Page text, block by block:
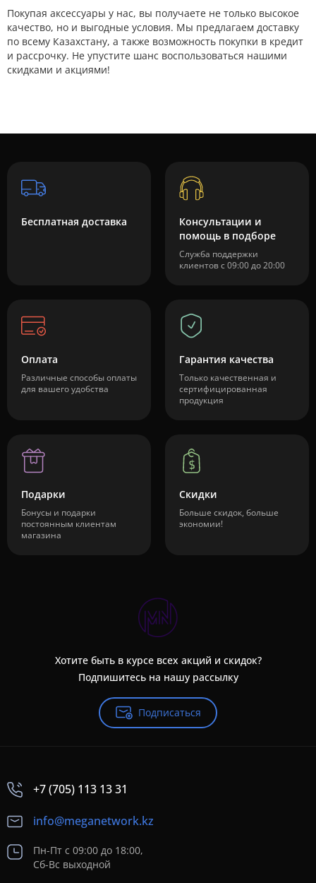
Покупая аксессуары у нас, вы получаете не только высокое
качество, но и выгодные условия. Мы предлагаем доставку
по всему Казахстану, а также возможность покупки в кредит
и рассрочку. Не упустите шанс воспользоваться нашими
скидками и акциями!
Бесплатная доставка
Консультации и
помощь в подборе
Служба поддержки
клиентов с 09:00 до 20:00
Оплата
Различные способы оплаты
для вашего удобства
Гарантия качества
Только качественная и
сертифицированная
продукция
Подарки
Бонусы и подарки
постоянным клиентам
магазина
Скидки
Больше скидок, больше
экономии!
Хотите быть в курсе всех акций и скидок?
Подпишитесь на нашу рассылку
Подписаться
+7 (705) 113 13 31
info@meganetwork.kz
Пн-Пт с 09:00 до 18:00,
Сб-Вс выходной